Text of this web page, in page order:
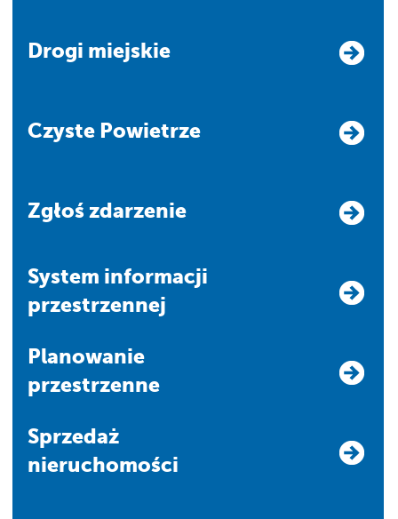
Drogi miejskie
Czyste Powietrze
Zgłoś zdarzenie
system informacji
przestrzennej
Planowanie
przestrzenne
Sprzedaż
nieruchomości